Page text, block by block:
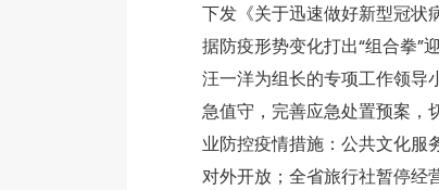
下发《关于迅速做好新型冠状
据防疫形势变化打出“组合拳”
汪一洋为组长的专项工作领导
急值守，完善应急处置预案
业防控疫情措施：公共文化服
对外开放；全省旅行社暂停经